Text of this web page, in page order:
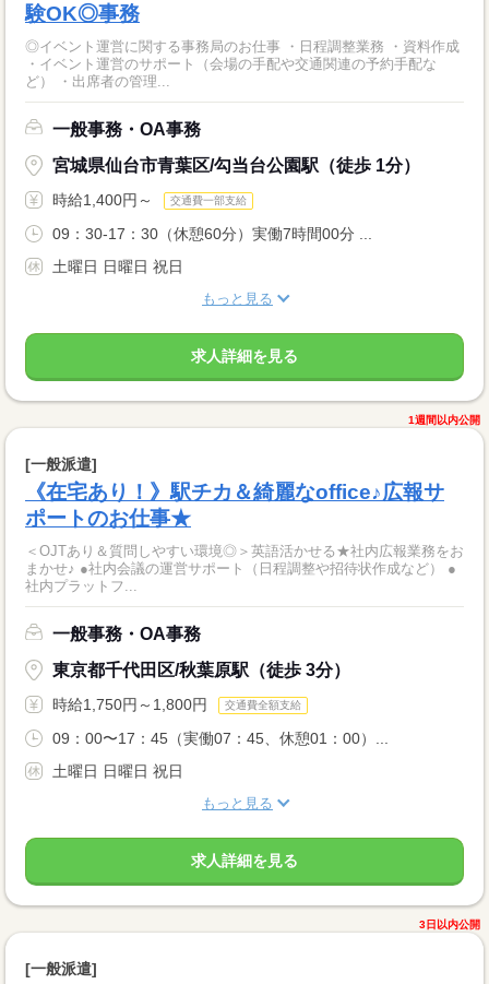
験OK◎事務
◎イベント運営に関する事務局のお仕事 ・日程調整業務 ・資料作成
・イベント運営のサポート（会場の手配や交通関連の予約手配な
ど） ・出席者の管理...
一般事務・OA事務
宮城県仙台市青葉区/勾当台公園駅（徒歩 1分）
時給1,400円～ 交通費一部支給
09：30-17：30（休憩60分）実働7時間00分 ...
土曜日 日曜日 祝日
もっと見る
求人詳細を見る
1週間以内公開
[一般派遣]
《在宅あり！》駅チカ＆綺麗なoffice♪広報サ
ポートのお仕事★
＜OJTあり＆質問しやすい環境◎＞英語活かせる★社内広報業務をお
まかせ♪ ●社内会議の運営サポート（日程調整や招待状作成など） ●
社内プラットフ...
一般事務・OA事務
東京都千代田区/秋葉原駅（徒歩 3分）
時給1,750円～1,800円 交通費全額支給
09：00〜17：45（実働07：45、休憩01：00）...
土曜日 日曜日 祝日
もっと見る
求人詳細を見る
3日以内公開
[一般派遣]